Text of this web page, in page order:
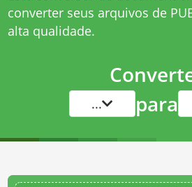
converter seus arquivos de
alta qualidade.
... para